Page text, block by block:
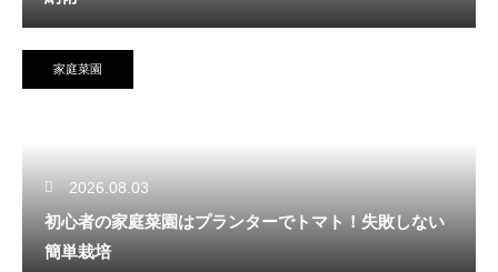
家庭菜園
2026.08.03
初心者の家庭菜園はプランターでトマト！失敗しない
簡単栽培